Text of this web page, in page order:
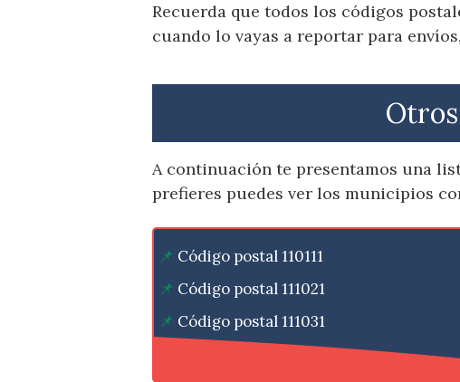
Recuerda que todos los códigos
cuando lo vayas a reportar para
A continuación te presentamos una
prefieres puedes ver los municipios
Código postal 110111
Código postal 111021
Código postal 111031